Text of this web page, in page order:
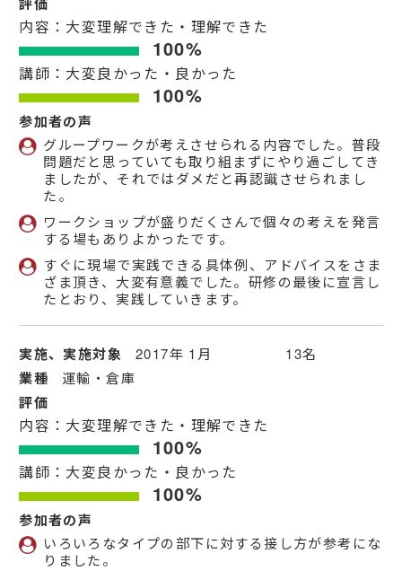
内容：大変理解できた・理解できた
100%
講師：大変良かった・良かった
100%
参加者の声
グループワークが考えさせられる内容でした。普段
問題だと思っていても取り組まずにやり過ごしてき
ましたが、それではダメだと再認識させられまし
た。
ワークショップが盛りだくさんで個々の考えを発言
する場もありよかったです。
すぐに現場で実践できる具体例、アドバイスをさま
ざま頂き、大変有意義でした。研修の最後に宣言し
たとおり、実践していきます。
実施、実施対象 2017年 1月 13名
業種 運輸・倉庫
評価
内容：大変理解できた・理解できた
100%
講師：大変良かった・良かった
100%
参加者の声
いろいろなタイプの部下に対する接し方が参考にな
りました。